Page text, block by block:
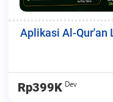
Aplikasi Al-Qur'an
Rp399K Dev